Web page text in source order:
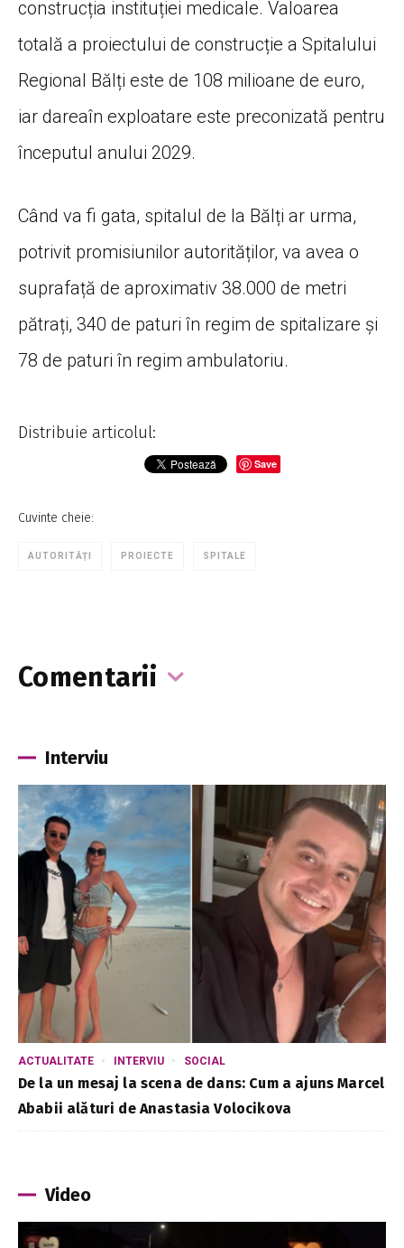
construcția instituției medicale. Valoarea
totală a proiectului de construcție a Spitalului
Regional Bălți este de 108 milioane de euro,
iar dareaîn exploatare este preconizată pentru
începutul anului 2029.
Când va fi gata, spitalul de la Bălți ar urma,
potrivit promisiunilor autorităților, va avea o
suprafață de aproximativ 38.000 de metri
pătrați, 340 de paturi în regim de spitalizare și
78 de paturi în regim ambulatoriu.
Distribuie articolul:
Save
Cuvinte cheie:
AUTORITĂȚI PROIECTE SPITALE
Comentarii
Interviu
ACTUALITATE INTERVIU SOCIAL
De la un mesaj la scena de dans: Cum a ajuns Marcel
Ababii alături de Anastasia Volocikova
Video